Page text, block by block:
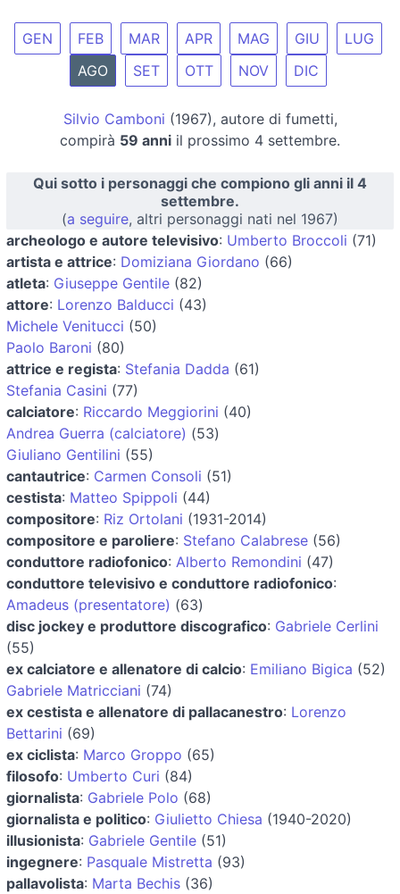
GEN FEB MAR APR MAG GIU
LUG
AGO
SET OTT NOV DIC
Silvio Camboni (1967), autore di fumetti,
compirà 59 anni il prossimo 4 settembre.
Qui sotto i personaggi che compiono gli anni il 4
settembre.
(a seguire, altri personaggi nati nel 1967)
archeologo e autore televisivo: Umberto Broccoli (71)
artista e attrice: Domiziana Giordano (66)
atleta: Giuseppe Gentile (82)
attore: Lorenzo Balducci (43)
Michele Venitucci (50)
Paolo Baroni (80)
attrice e regista: Stefania Dadda (61)
Stefania Casini (77)
calciatore: Riccardo Meggiorini (40)
Andrea Guerra (calciatore) (53)
Giuliano Gentilini (55)
cantautrice: Carmen Consoli (51)
cestista: Matteo Spippoli (44)
compositore: Riz Ortolani (1931-2014)
compositore e paroliere: Stefano Calabrese (56)
conduttore radiofonico: Alberto Remondini (47)
conduttore televisivo e conduttore radiofonico:
Amadeus (presentatore) (63)
disc jockey e produttore discografico: Gabriele Cerlini
(55)
ex calciatore e allenatore di calcio: Emiliano Bigica (52)
Gabriele Matricciani (74)
ex cestista e allenatore di pallacanestro: Lorenzo
Bettarini (69)
ex ciclista: Marco Groppo (65)
filosofo: Umberto Curi (84)
giornalista: Gabriele Polo (68)
giornalista e politico: Giulietto Chiesa (1940-2020)
illusionista: Gabriele Gentile (51)
ingegnere: Pasquale Mistretta (93)
pallavolista: Marta Bechis (36)